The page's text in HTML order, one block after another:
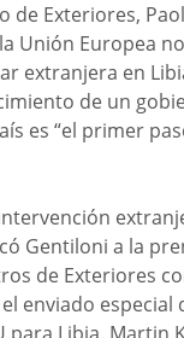
de Exteriores,
Unión Europea
extranjera en
de un
es “el primer
Gentiloni a la
de Exteriores
enviado especial